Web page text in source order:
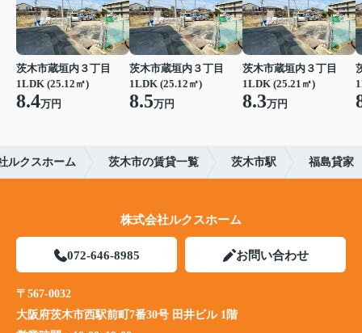
茨木市蔵垣内３丁目
1LDK (25.12㎡)
8.4万円
茨木市蔵垣内３丁目
1LDK (25.12㎡)
8.5万円
茨木市蔵垣内３丁目
1LDK (25.21㎡)
8.3万円
ルクスホーム 茨木市の賃貸一覧 茨木市駅 福島貸家
株式会社ルクスホーム
072-646-8985 お問い合わせ
〒567-0032
大阪府茨木市西駅前町7番30号 田井ビル 1階